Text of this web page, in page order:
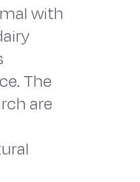
with
The
are